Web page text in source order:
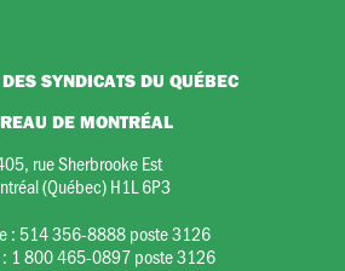
SYNDICATS DU QUÉBEC
DE MONTRÉAL
rue Sherbrooke Est
(Québec) H1L 6P3
: 514 356-8888 poste 3126
1 800 465-0897 poste 3126